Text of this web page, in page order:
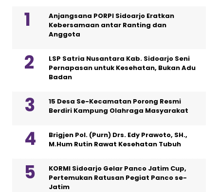
Anjangsana PORPI Sidoarjo Eratkan
Kebersamaan antar Ranting dan
Anggota
LSP Satria Nusantara Kab. Sidoarjo Seni
Pernapasan untuk Kesehatan, Bukan Adu
Badan
15 Desa Se-Kecamatan Porong Resmi
Berdiri Kampung Olahraga Masyarakat
Brigjen Pol. (Purn) Drs. Edy Prawoto, SH.,
M.Hum Rutin Rawat Kesehatan Tubuh
KORMI Sidoarjo Gelar Panco Jatim Cup,
Pertemukan Ratusan Pegiat Panco se-
Jatim